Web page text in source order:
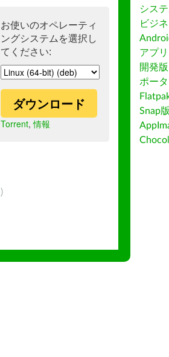
お使いのオペレーティ
ングシステムを選択し
てください:
ダウンロード
Torrent,情報
)
シス
ビジ
アプ
開発版
ポー
Snap版